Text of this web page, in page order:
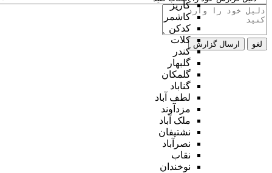
کاریز
کاشمر
کدکن
کلات
کندر
گلبهار
گلمکان
گناباد
لطف آباد
مزدآوند
ملک آباد
نشتیفان
نصرآباد
نقاب
نوخندان
لغو ارسال گزارش